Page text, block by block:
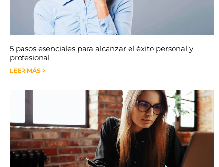
5 pasos esenciales para alcanzar el éxito personal y
profesional
LEER MÁS >